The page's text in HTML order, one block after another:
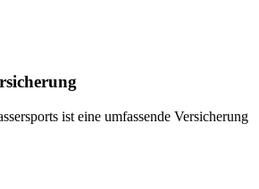
ist eine umfassende Versicherung